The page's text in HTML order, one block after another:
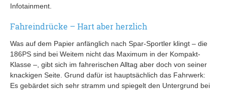
Infotainment.
Fahreindrücke – Hart aber herzlich
Was auf dem Papier anfänglich nach Spar-Sportler klingt – die
186PS sind bei Weitem nicht das Maximum in der Kompakt-
Klasse –, gibt sich im fahrerischen Alltag aber doch von seiner
knackigen Seite. Grund dafür ist hauptsächlich das Fahrwerk:
Es gebärdet sich sehr stramm und spiegelt den Untergrund bei